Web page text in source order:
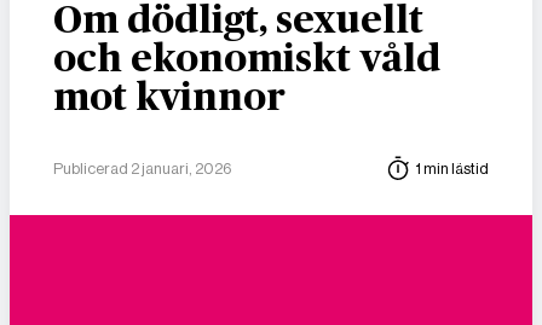
Om dödligt, sexuellt
och ekonomiskt våld
mot kvinnor
Publicerad 2 januari, 2026 1 min lästid